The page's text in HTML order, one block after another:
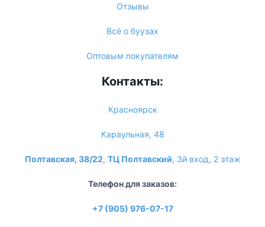
Отзывы
Всё о буузах
Оптовым покупателям
Контакты:
Красноярск
Караульная, 48
Полтавская, 38/22, ТЦ Полтавский, 3й вход, 2 этаж
Телефон для заказов:
+7 (905) 976-07-17